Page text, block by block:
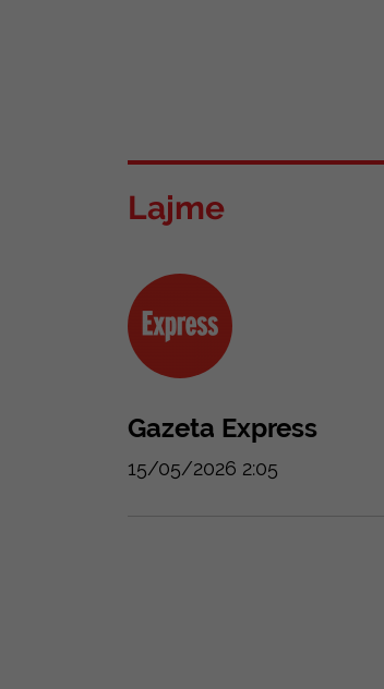
Lajme
Gazeta Express
15/05/2026 2:05